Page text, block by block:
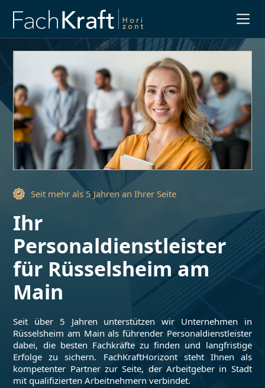
Seit mehr als 5 Jahren an Ihrer Seite
Ihr
Personaldienstleister
für Rüsselsheim am
Main
Seit über 5 Jahren unterstützen wir Unternehmen in
Rüsselsheim am Main als führender Personaldienstleister
dabei, die besten Fachkräfte zu finden und langfristige
Erfolge zu sichern. FachKraftHorizont steht Ihnen als
kompetenter Partner zur Seite, der Arbeitgeber in Stadt
mit qualifizierten Arbeitnehmern verbindet.